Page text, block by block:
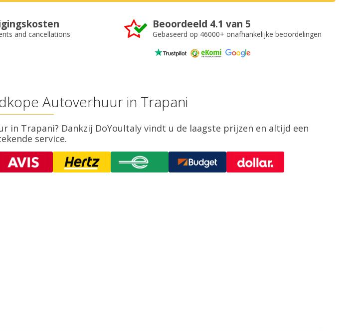
and cancellations
Beoordeeld 4.1 van 5
Gebaseerd op 46000+ onafhankelijke beoordelingen
Autoverhuur in Trapani
Trapani? Dankzij DoYouItaly vindt u de laagste prijzen en altijd een
service.